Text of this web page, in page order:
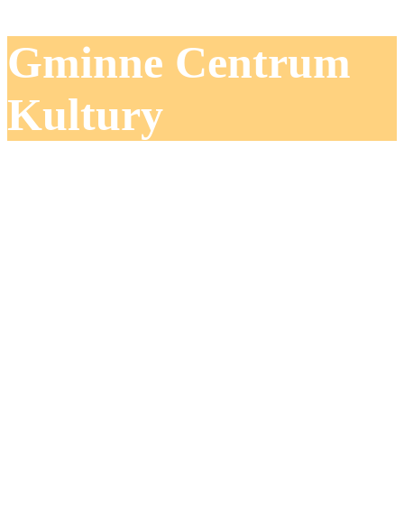
Gminne Centrum
Kultury